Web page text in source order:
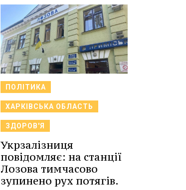
ПОЛІТИКА
ХАРКІВСЬКА ОБЛАСТЬ
ЗДОРОВ'Я
Укрзалізниця
повідомляє: на станції
Лозова тимчасово
зупинено рух потягів.